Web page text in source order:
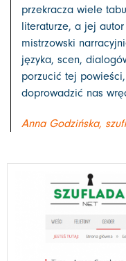
przekracza wiele
literaturze, a jej
mistrzowski
języka, scen,
porzucić tej
doprowadzić nas
Anna Godzińska,